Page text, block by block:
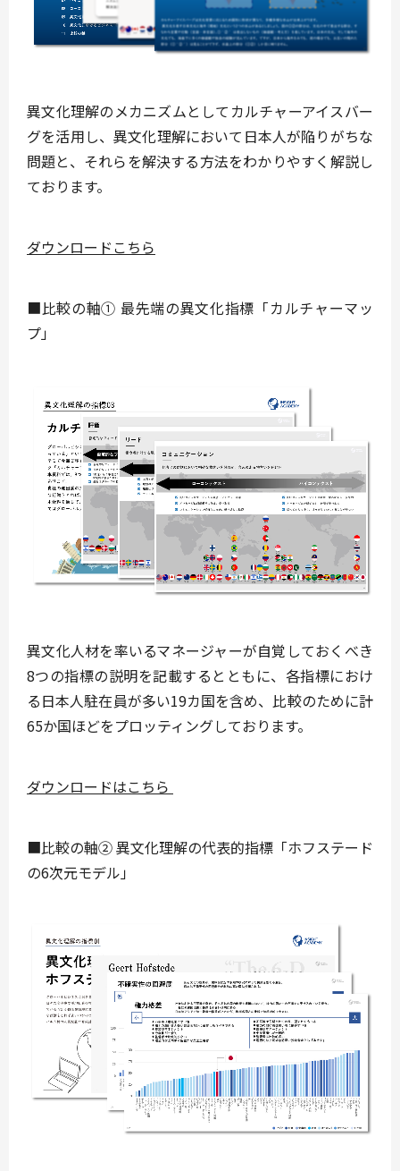
異文化理解のメカニズムとしてカルチャーアイスバー
グを活用し、異文化理解において日本人が陥りがちな
問題と、それらを解決する方法をわかりやすく解説し
ております。
ダウンロードこちら
■比較の軸① 最先端の異文化指標「カルチャーマッ
プ」
異文化人材を率いるマネージャーが自覚しておくべき
8つの指標の説明を記載するとともに、各指標におけ
る日本人駐在員が多い19カ国を含め、比較のために計
65か国ほどをプロッティングしております。
ダウンロードはこちら
■比較の軸② 異文化理解の代表的指標「ホフステード
の6次元モデル」